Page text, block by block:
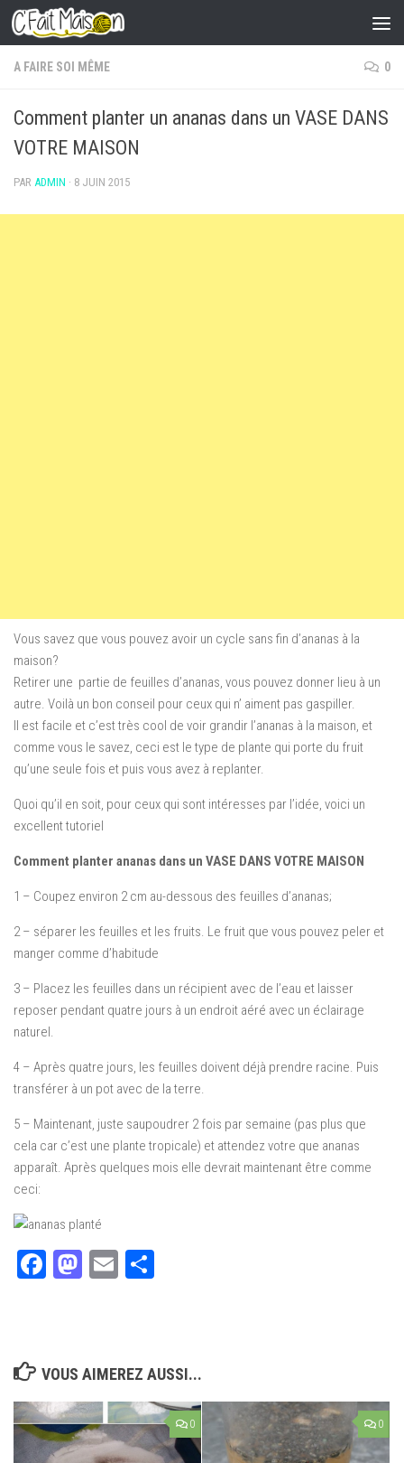
Skip to content
A FAIRE SOI MÊME 0
Comment planter un ananas dans un VASE DANS
VOTRE MAISON
PAR ADMIN · 8 JUIN 2015
Vous savez que vous pouvez avoir un cycle sans fin d’ananas à la
maison?
Retirer une partie de feuilles d’ananas, vous pouvez donner lieu à un
autre. Voilà un bon conseil pour ceux qui n’ aiment pas gaspiller.
Il est facile et c’est très cool de voir grandir l’ananas à la maison, et
comme vous le savez, ceci est le type de plante qui porte du fruit
qu’une seule fois et puis vous avez à replanter.
Quoi qu’il en soit, pour ceux qui sont intéresses par l’idée, voici un
excellent tutoriel
Comment planter ananas dans un VASE DANS VOTRE MAISON
1 – Coupez environ 2 cm au-dessous des feuilles d’ananas;
2 – séparer les feuilles et les fruits. Le fruit que vous pouvez peler et
manger comme d’habitude
3 – Placez les feuilles dans un récipient avec de l’eau et laisser
reposer pendant quatre jours à un endroit aéré avec un éclairage
naturel.
4 – Après quatre jours, les feuilles doivent déjà prendre racine. Puis
transférer à un pot avec de la terre.
5 – Maintenant, juste saupoudrer 2 fois par semaine (pas plus que
cela car c’est une plante tropicale) et attendez votre que ananas
apparaît. Après quelques mois elle devrait maintenant être comme
ceci:
Facebook
Mastodon
Email
VOUS AIMEREZ AUSSI...
0 0